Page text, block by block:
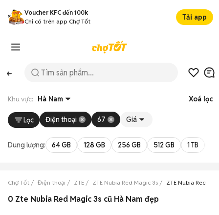
Voucher KFC đến 100k
Chỉ có trên app Chợ Tốt
Tải app
Khu vực: Hà Nam Xoá lọc
Lọc Điện thoại 67 Giá
Dung lượng: 64 GB 128 GB 256 GB 512 GB 1 TB
Chợ Tốt Điện thoại ZTE ZTE Nubia Red Magic 3s ZTE Nubia Red
0 Zte Nubia Red Magic 3s cũ Hà Nam đẹp